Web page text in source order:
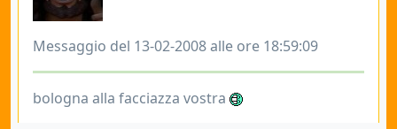
Messaggio del 13-02-2008 alle ore 18:59:09
bologna alla facciazza vostra